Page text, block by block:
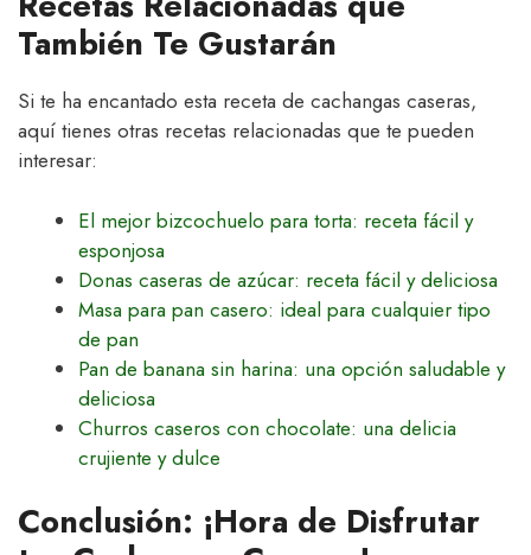
También Te Gustarán
Si te ha encantado esta receta de cachangas caseras,
aquí tienes otras recetas relacionadas que te pueden
interesar:
El mejor bizcochuelo para torta: receta fácil y
esponjosa
Donas caseras de azúcar: receta fácil y deliciosa
Masa para pan casero: ideal para cualquier tipo
de pan
Pan de banana sin harina: una opción saludable y
deliciosa
Churros caseros con chocolate: una delicia
crujiente y dulce
Conclusión: ¡Hora de Disfrutar